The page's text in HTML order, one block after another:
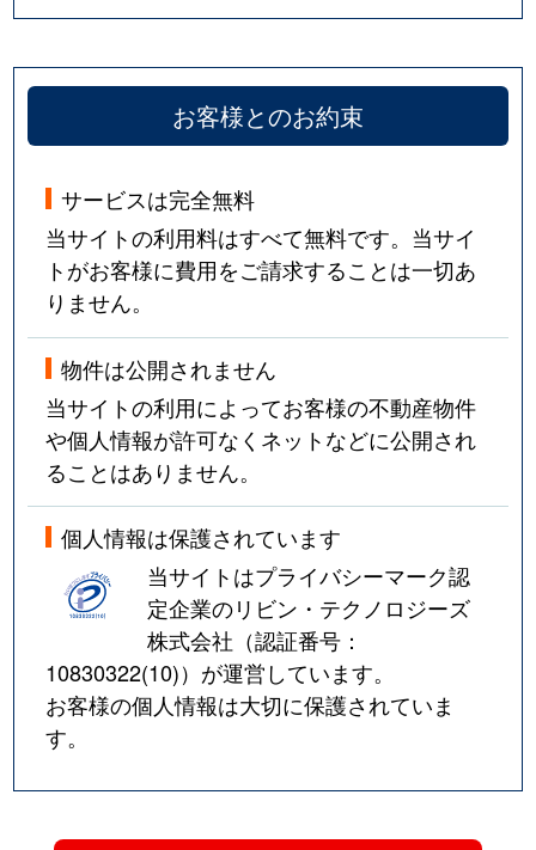
お客様とのお約束
サービスは完全無料
当サイトの利用料はすべて無料です。当サイ
トがお客様に費用をご請求することは一切あ
りません。
物件は公開されません
当サイトの利用によってお客様の不動産物件
や個人情報が許可なくネットなどに公開され
ることはありません。
個人情報は保護されています
当サイトはプライバシーマーク認
定企業のリビン・テクノロジーズ
株式会社（認証番号：
10830322(10)）が運営しています。
お客様の個人情報は大切に保護されていま
す。